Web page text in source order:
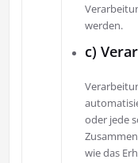
werden.
c)
oder jede
wie das